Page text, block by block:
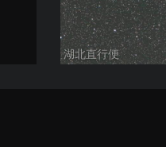
湖北直行便